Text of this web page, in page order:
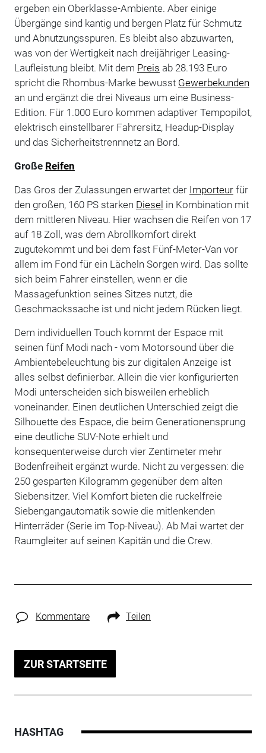
ergeben ein Oberklasse-Ambiente. Aber einige
Übergänge sind kantig und bergen Platz für Schmutz
und Abnutzungsspuren. Es bleibt also abzuwarten,
was von der Wertigkeit nach dreijähriger Leasing-
Laufleistung bleibt. Mit dem Preis ab 28.193 Euro
spricht die Rhombus-Marke bewusst Gewerbekunden
an und ergänzt die drei Niveaus um eine Business-
Edition. Für 1.000 Euro kommen adaptiver Tempopilot,
elektrisch einstellbarer Fahrersitz, Headup-Display
und das Sicherheitstrennnetz an Bord.
Große Reifen
Das Gros der Zulassungen erwartet der Importeurfür
den großen, 160 PS starken Diesel in Kombination mit
dem mittleren Niveau. Hier wachsen die Reifen von 17
auf 18 Zoll, was dem Abrollkomfort direkt
zugutekommt und bei dem fast Fünf-Meter-Van vor
allem im Fond für ein Lächeln Sorgen wird. Das sollte
sich beim Fahrer einstellen, wenn er die
Massagefunktion seines Sitzes nutzt, die
Geschmackssache ist und nicht jedem Rücken liegt.
Dem individuellen Touch kommt der Espace mit
seinen fünf Modi nach - vom Motorsound über die
Ambientebeleuchtung bis zur digitalen Anzeige ist
alles selbst definierbar. Allein die vier konfigurierten
Modi unterscheiden sich bisweilen erheblich
voneinander. Einen deutlichen Unterschied zeigt die
Silhouette des Espace, die beim Generationensprung
eine deutliche SUV-Note erhielt und
konsequenterweise durch vier Zentimeter mehr
Bodenfreiheit ergänzt wurde. Nicht zu vergessen: die
250 gesparten Kilogramm gegenüber dem alten
Siebensitzer. Viel Komfort bieten die ruckelfreie
Siebengangautomatik sowie die mitlenkenden
Hinterräder (Serie im Top-Niveau). Ab Mai wartet der
Raumgleiter auf seinen Kapitän und die Crew.
Kommentare Teilen
ZUR STARTSEITE
HASHTAG